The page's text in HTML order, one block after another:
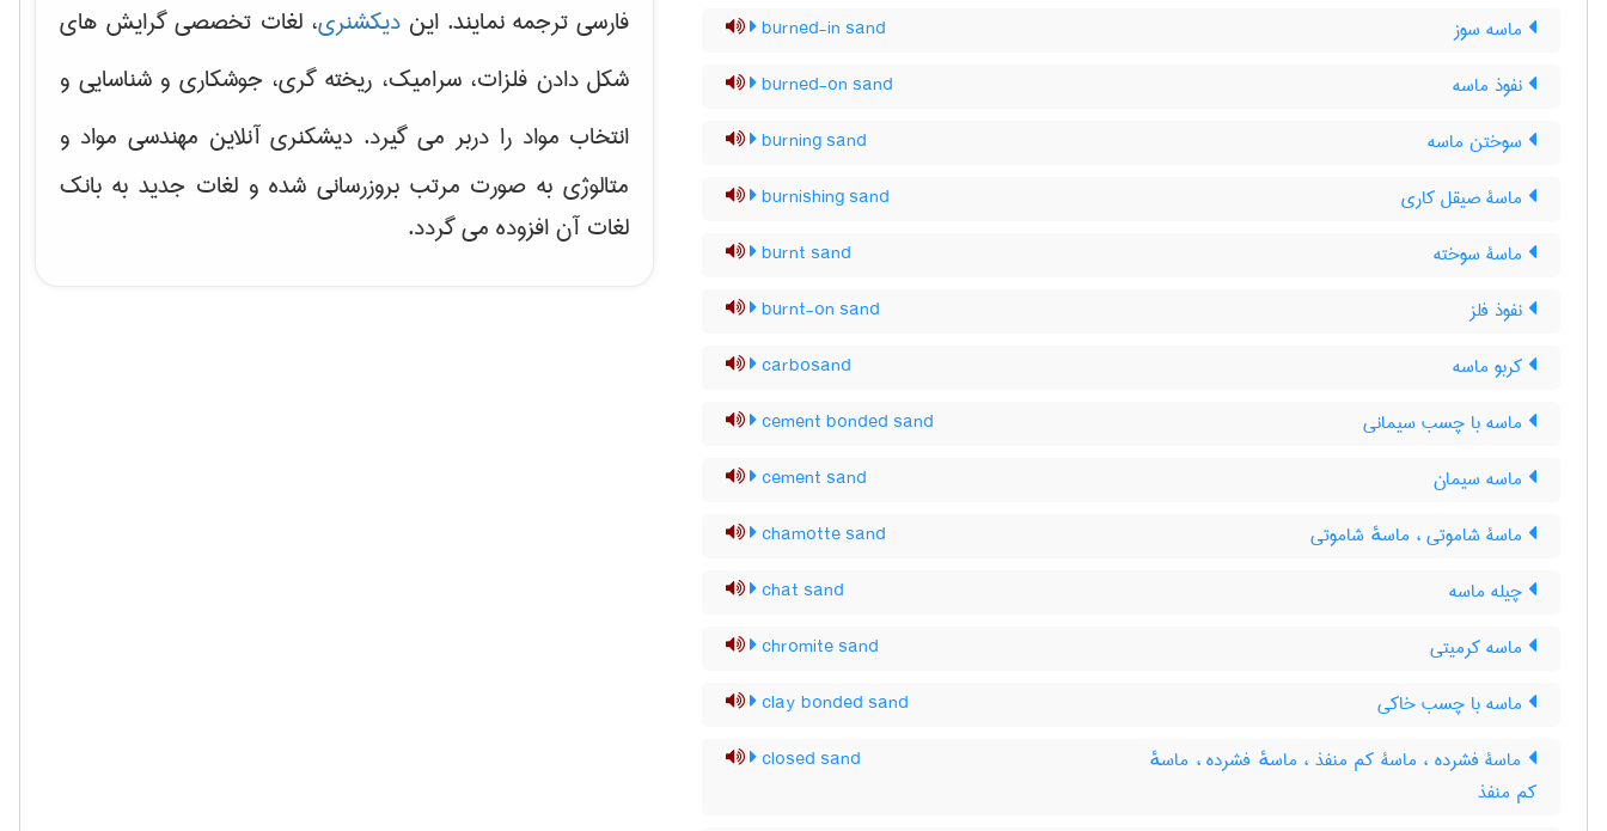
ماسه سوز burned-in sand
نفوذ ماسه burned-on sand
سوختن ماسه burning sand
ماسۀ صیقل کاری burnishing sand
ماسۀ سوخته burnt sand
نفوذ فلز burnt-on sand
کربو ماسه carbosand
ماسه با چسب سیمانی cement bonded sand
ماسه سیمان cement sand
ماسۀ شاموتی ، ماسهٔ شاموتی chamotte sand
چیله ماسه chat sand
ماسه کرمیتی chromite sand
ماسه با چسب خاکی clay bonded sand
ماسۀ فشرده ، ماسۀ کم منفذ ، ماسهٔ فشرده ، ماسهٔ
کم منفذ
closed sand
فارسی ترجمه نمایند. ایندیکشنری، لغات تخصصی گرایش های
شکل دادن فلزات، سرامیک، ریخته گری، جوشکاری و شناسایی و
انتخاب مواد را دربر می گیرد. دیشکنری آنلاین مهندسی مواد و
متالوژی به صورت مرتب بروزرسانی شده و لغات جدید به بانک
لغات آن افزوده می گردد.